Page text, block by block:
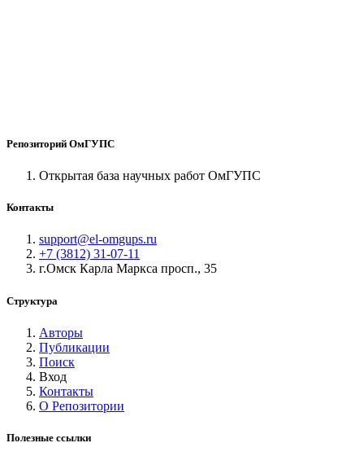
Репозиторий ОмГУПС
Открытая база научных работ ОмГУПС
Контакты
support@el-omgups.ru
+7 (3812) 31-07-11
г.Омск Карла Маркса просп., 35
Структура
Авторы
Публикации
Поиск
Вход
Контакты
О Репозитории
Полезные ссылки